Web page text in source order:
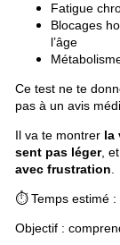
Fatigue
Blocages
l’âge
Ce test ne te
pas à un avis
Il va te montrer la
sent pas léger,
avec frustration.
⏱ Temps estimé :
Objectif :